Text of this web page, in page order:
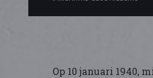
Op 10 januari 1940,